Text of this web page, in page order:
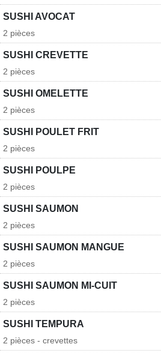
SUSHI AVOCAT
2 pièces
SUSHI CREVETTE
2 pièces
SUSHI OMELETTE
2 pièces
SUSHI POULET FRIT
2 pièces
SUSHI POULPE
2 pièces
SUSHI SAUMON
2 pièces
SUSHI SAUMON MANGUE
2 pièces
SUSHI SAUMON MI-CUIT
2 pièces
SUSHI TEMPURA
2 pièces - crevettes